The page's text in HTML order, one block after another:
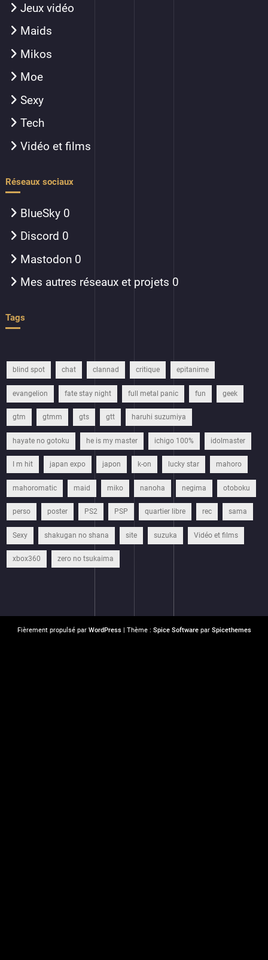
Jeux vidéo
Maids
Mikos
Moe
Sexy
Tech
Vidéo et films
Réseaux sociaux
BlueSky 0
Discord 0
Mastodon 0
Mes autres réseaux et projets 0
Tags
blind spot chat clannad critique epitanime
evangelion fate stay night full metal panic fun geek
gtm gtmm gts gtt haruhi suzumiya
hayate no gotoku he is my master ichigo 100% idolmaster
I m hit japan expo japon k-on lucky star mahoro
mahoromatic maid miko nanoha negima otoboku
perso poster PS2 PSP quartier libre rec sama
Sexy shakugan no shana site suzuka Vidéo et films
xbox360 zero no tsukaima
Fièrement propulsé par WordPress| Thème : Spice Softwarepar Spicethemes